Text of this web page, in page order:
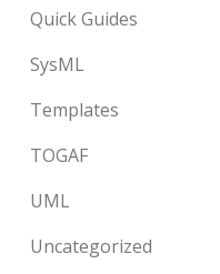
Quick Guides
SysML
Templates
TOGAF
UML
Uncategorized